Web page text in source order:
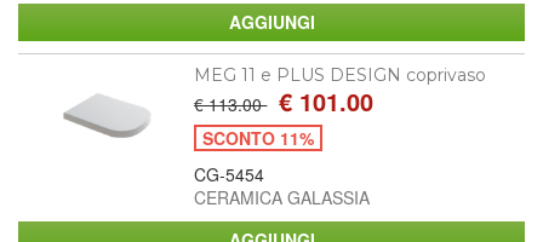
MEG 11 e PLUS DESIGN coprivaso
€ 113.00 € 101.00
SCONTO 11%
CG-5454
CERAMICA GALASSIA